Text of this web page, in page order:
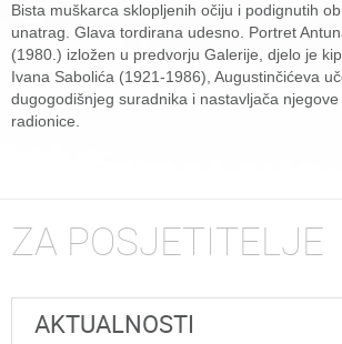
Bista muškarca sklopljenih očiju i podignutih
unatrag. Glava tordirana udesno. Portret
(1980.) izložen u predvorju Galerije, djelo je
Ivana Sabolića (1921-1986), Augustinčićeva
dugogodišnjeg suradnika i nastavljača
radionice.
ZA POSJETITELJE
AKTUALNOSTI